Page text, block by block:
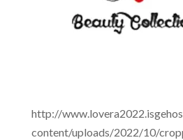
http://
content/uploads/2022/10/